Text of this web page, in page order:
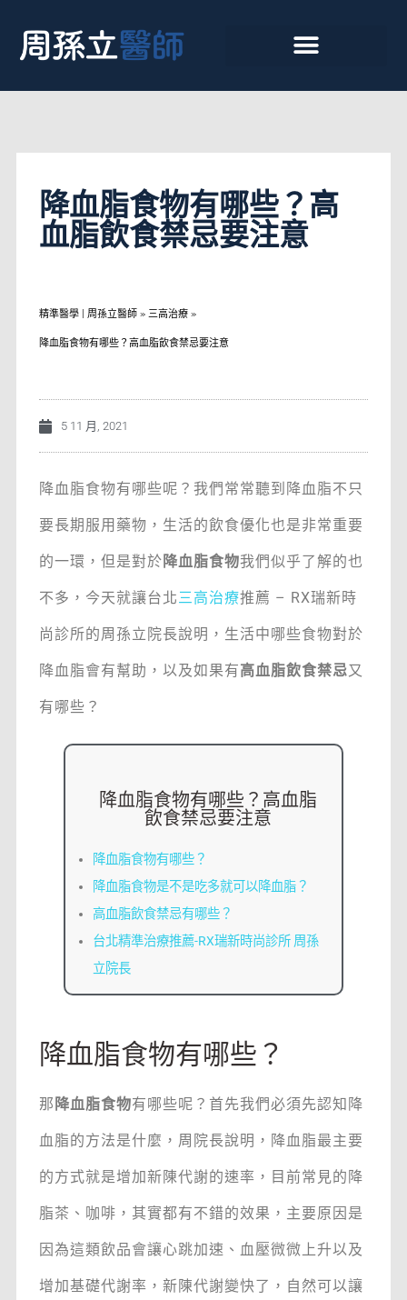
降血脂食物有哪些？高
血脂飲食禁忌要注意
精準醫學 | 周孫立醫師 » 三高治療 »
降血脂食物有哪些？高血脂飲食禁忌要注意
5 11 月, 2021
降血脂食物有哪些呢？我們常常聽到降血脂不只
要長期服用藥物，生活的飲食優化也是非常重要
的一環，但是對於 降血脂食物我們似乎了解的也
不多，今天就讓台北三高治療推薦 – RX瑞新時
尚診所的周孫立院長說明，生活中哪些食物對於
降血脂會有幫助，以及如果有高血脂飲食禁忌又
有哪些？
降血脂食物有哪些？高血脂
飲食禁忌要注意
降血脂食物有哪些？
降血脂食物是不是吃多就可以降血脂？
高血脂飲食禁忌有哪些？
台北精準治療推薦-RX瑞新時尚診所 周孫
立院長
降血脂食物有哪些？
那 降血脂食物有哪些呢？首先我們必須先認知降
血脂的方法是什麼，周院長說明，降血脂最主要
的方式就是增加新陳代謝的速率，目前常見的降
脂茶、咖啡，其實都有不錯的效果，主要原因是
因為這類飲品會讓心跳加速、血壓微微上升以及
增加基礎代謝率，新陳代謝變快了，自然可以讓